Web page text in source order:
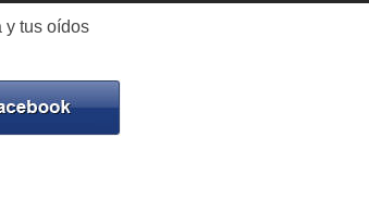
y tus oídos